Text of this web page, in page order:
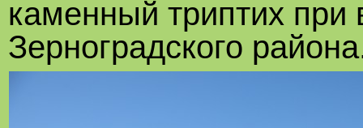
каменный триптих при
Зерноградского